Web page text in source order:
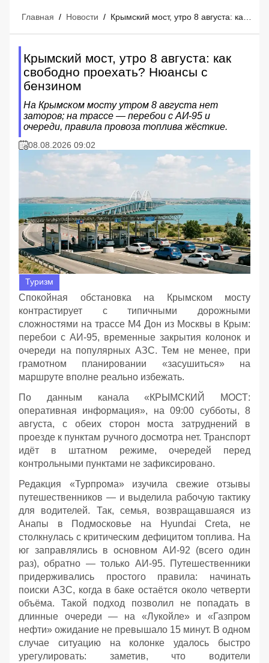
Главная / Новости /
Крымский мост, утро 8 августа: как
свободно проехать? Нюансы с
бензином
На Крымском мосту утром 8 августа нет
заторов; на трассе — перебои с АИ‑95 и
очереди, правила провоза топлива жёсткие.
08.08.2026 09:02
Туризм
Спокойная обстановка на Крымском мосту
контрастирует с типичными дорожными
сложностями на трассе М4 Дон из Москвы в Крым:
перебои с АИ‑95, временные закрытия колонок и
очереди на популярных АЗС. Тем не менее, при
грамотном планировании «засушиться» на
маршруте вполне реально избежать.
По данным канала «КРЫМСКИЙ МОСТ:
оперативная информация», на 09:00 субботы, 8
августа, с обеих сторон моста затруднений в
проезде к пунктам ручного досмотра нет. Транспорт
идёт в штатном режиме, очередей перед
контрольными пунктами не зафиксировано.
Редакция «Турпрома» изучила свежие отзывы
путешественников — и выделила рабочую тактику
для водителей. Так, семья, возвращавшаяся из
Анапы в Подмосковье на Hyundai Creta, не
столкнулась с критическим дефицитом топлива. На
юг заправлялись в основном АИ‑92 (всего один
раз), обратно — только АИ‑95. Путешественники
придерживались простого правила: начинать
поиски АЗС, когда в баке остаётся около четверти
объёма. Такой подход позволил не попадать в
длинные очереди — на «Лукойле» и «Газпром
нефти» ожидание не превышало 15 минут. В одном
случае ситуацию на колонке удалось быстро
урегулировать: заметив, что водители